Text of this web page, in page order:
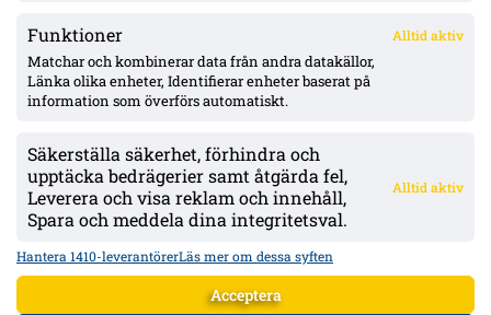
Funktioner Alltid aktiv
Matchar och kombinerar data från andra datakällor,
Länka olika enheter, Identifierar enheter baserat på
information som överförs automatiskt.
Säkerställa säkerhet, förhindra och
upptäcka bedrägerier samt åtgärda fel,
Leverera och visa reklam och innehåll,
Spara och meddela dina integritetsval.
Alltid aktiv
Hantera 1410-leverantörerLäs mer om dessa syften
Acceptera
ÖVERSIKT
Nyheter & Reportage
Spelarbetyg
KONTAKT
kontakt@bollsvenskan.se
redaktionen@bollsvenskan.se
jobb@bollsvenskan.se
ÖVRIGT